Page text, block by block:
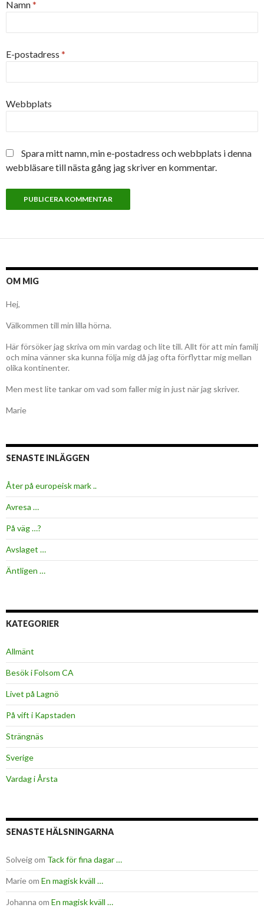
Namn*
E-postadress *
Webbplats
Spara mitt namn, min e-postadress och webbplats i denna
webbläsare till nästa gång jag skriver en kommentar.
OM MIG
Hej,
Välkommen till min lilla hörna.
Här försöker jag skriva om min vardag och lite till. Allt för att min familj
och mina vänner ska kunna följa mig då jag ofta förflyttar mig mellan
olika kontinenter.
Men mest lite tankar om vad som faller mig in just när jag skriver.
Marie
SENASTE INLÄGGEN
Åter på europeisk mark ..
Avresa …
På väg …?
Avslaget …
Äntligen …
KATEGORIER
Allmänt
Besök i Folsom CA
Livet på Lagnö
På vift i Kapstaden
Strängnäs
Sverige
Vardag i Årsta
SENASTE HÄLSNINGARNA
Solveigom Tack för fina dagar …
Marieom En magisk kväll …
Johanna om En magisk kväll …